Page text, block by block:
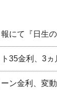
にて『日生
35金利、3
ン金利、変